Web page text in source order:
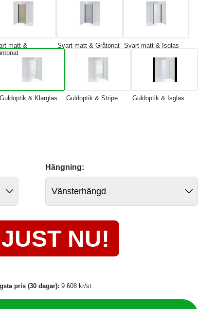
matt &
Svart matt & Gråtonat Svart matt & Isglas
Guldoptik & Klarglas Guldoptik & Stripe Guldoptik & Isglas
Hängning:
JUST NU!
pris (30 dagar):9 608 kr/st